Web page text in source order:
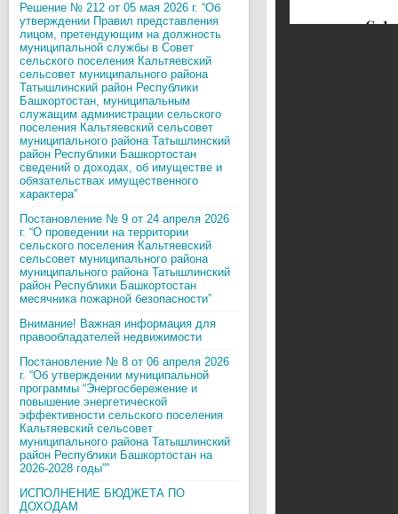
Решение № 212 от 05 мая 2026 г. “Об
утверждении Правил представления
лицом, претендующим на должность
муниципальной службы в Совет
сельского поселения Кальтяевский
сельсовет муниципального района
Татышлинский район Республики
Башкортостан, муниципальным
служащим администрации сельского
поселения Кальтяевский сельсовет
муниципального района Татышлинский
район Республики Башкортостан
сведений о доходах, об имуществе и
обязательствах имущественного
характера”
Постановление № 9 от 24 апреля 2026
г. “О проведении на территории
сельского поселения Кальтяевский
сельсовет муниципального района
муниципального района Татышлинский
район Республики Башкортостан
месячника пожарной безопасности”
Внимание! Важная информация для
правообладателей недвижимости
Постановление № 8 от 06 апреля 2026
г. “Об утверждении муниципальной
программы “Энергосбережение и
повышение энергетической
эффективности сельского поселения
Кальтяевский сельсовет
муниципального района Татышлинский
район Республики Башкортостан на
2026-2028 годы””
ИСПОЛНЕНИЕ БЮДЖЕТА ПО
ДОХОДАМ